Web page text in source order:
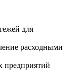
для
расходными
предприятий